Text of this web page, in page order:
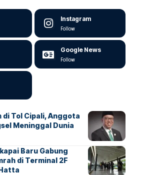
Instagram
Follow
Google News
Follow
di Tol Cipali, Anggota
Meninggal Dunia
Baru Gabung
di Terminal 2F